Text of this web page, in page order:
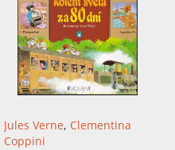
Jules Verne, Clementina
Coppini